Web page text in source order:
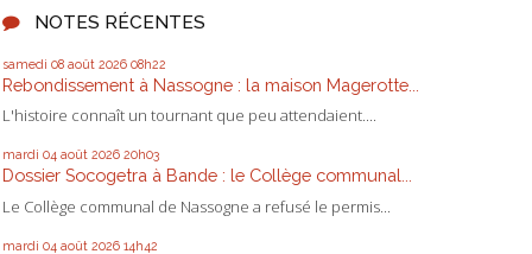
NOTES RÉCENTES
samedi 08 août 2026 08h22
Rebondissement à Nassogne : la maison Magerotte...
L'histoire connaît un tournant que peu attendaient....
mardi 04 août 2026 20h03
Dossier Socogetra à Bande : le Collège communal...
Le Collège communal de Nassogne a refusé le permis...
mardi 04 août 2026 14h42